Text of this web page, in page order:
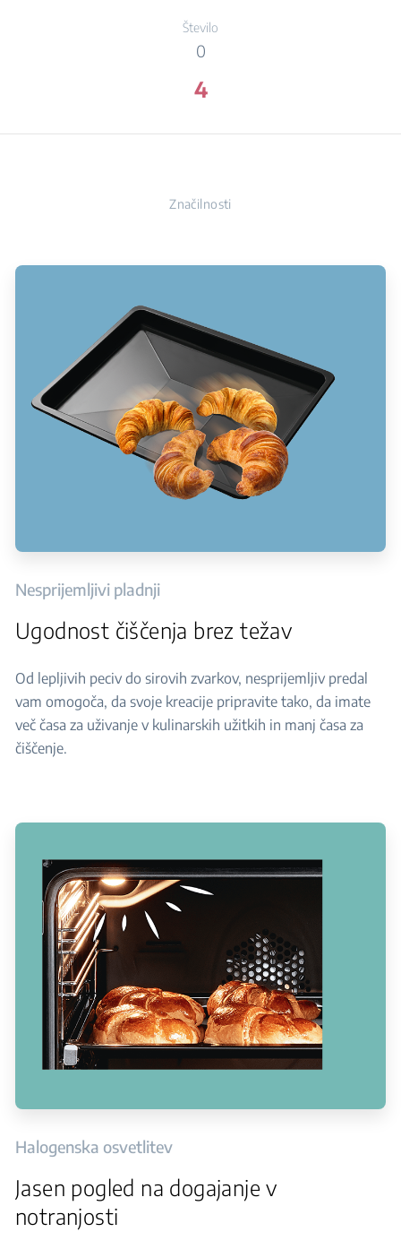
Število
0
4
Značilnosti
Nesprijemljivi pladnji
Ugodnost čiščenja brez težav
Od lepljivih peciv do sirovih zvarkov, nesprijemljiv predal
vam omogoča, da svoje kreacije pripravite tako, da imate
več časa za uživanje v kulinarskih užitkih in manj časa za
čiščenje.
Halogenska osvetlitev
Jasen pogled na dogajanje v
notranjosti